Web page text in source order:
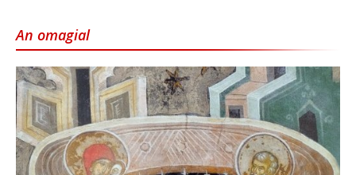
An omagial